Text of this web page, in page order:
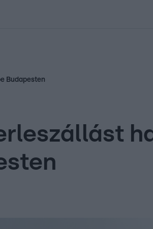
Budapesten